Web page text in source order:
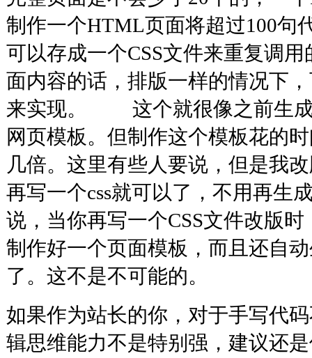
制作一个HTML页面将超过100句
可以存成一个CSS文件来重复调
面内容的话，排版一样的情况下
来实现。 这个就很像之前生成
网页模板。但制作这个模板花的
几倍。这里有些人要说，但是我
再写一个css就可以了，不用再生
说，当你再写一个CSS文件改版
制作好一个页面模板，而且还自
了。这不是不可能的。
如果作为站长的你，对于手写代
辑思维能力不是特别强，建议还